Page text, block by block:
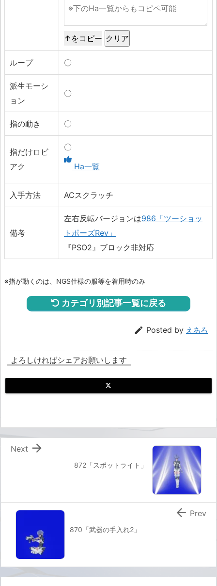
↑をコピー
ループ 〇
派生モーシ
ョン
〇
指の動き 〇
指だけロビ
アク
〇
Ha一覧
入手方法 ACスクラッチ
備考
左右反転バージョンは986「ツーショッ
トポーズRev」
『PSO2』ブロック非対応
※指が動くのは、NGS仕様の服等を着用時のみ
カテゴリ別記事一覧に戻る
 Posted by えあろ
よろしければシェアお願いします
872「スポットライト」

Next
870「武器の手入れ2」
 Prev